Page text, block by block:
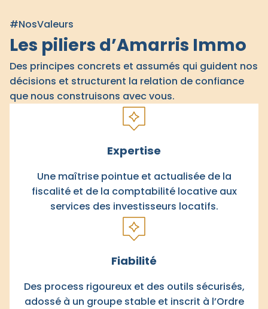
#NosValeurs
Les piliers d’Amarris Immo
Des principes concrets et assumés qui guident nos
décisions et structurent la relation de confiance
que nous construisons avec vous.
Expertise
Une maîtrise pointue et actualisée de la
fiscalité et de la comptabilité locative aux
services des investisseurs locatifs.
Fiabilité
Des process rigoureux et des outils sécurisés,
adossé à un groupe stable et inscrit à l’Ordre